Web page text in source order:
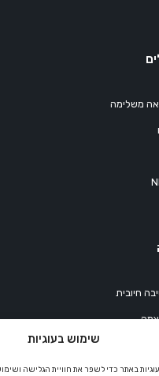
שימוש בעוגיות
באתר כדי לשפר את חוויית הגלישה
משלימה
חיובית